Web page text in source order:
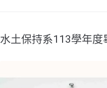
水土保持系113學年